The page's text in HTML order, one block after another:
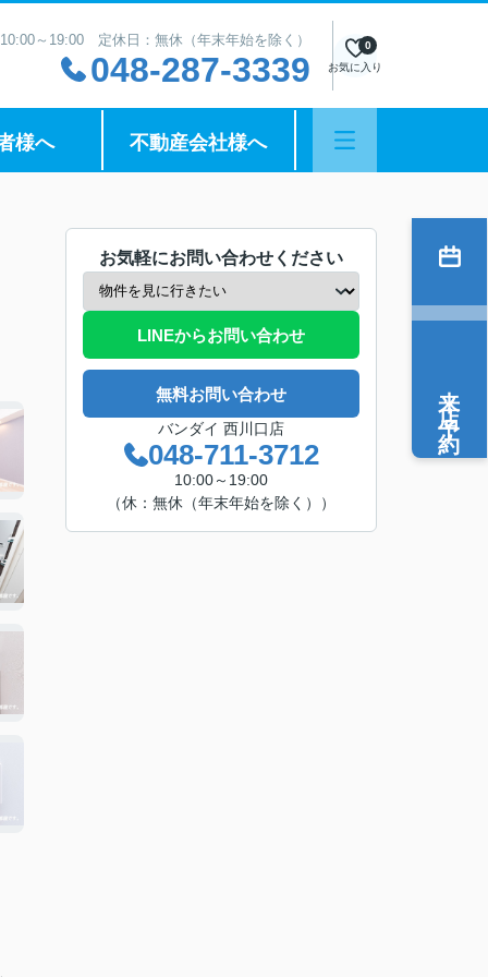
～19:00 定休日：無休（年末年始を除く）
048-287-3339 お気に入り
0
様へ 不動産会社様へ
お気軽にお問い合わせください
LINEからお問い合わせ
無料お問い合わせ
バンダイ 西川口店
048-711-3712
10:00～19:00
（休：無休（年末年始を除く））
来店予約